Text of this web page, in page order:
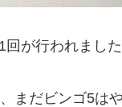
が行われました
まだビンゴ5は